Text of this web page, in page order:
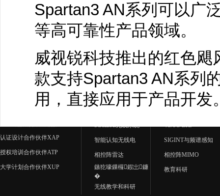
Spartan3 AN系列可以广
等高可靠性产品领域。
威视锐科技推出的红色
款支持Spartan3 AN系列
用，直接应用于产品开发
认证设计合作伙伴XAP
授权培训合作伙伴ATP
大学计划合作伙伴XUP
5G&LTE无线系统
智能认知无线电
相控阵雷达
鏃犵嚎鏁欏鍜岀鐮
�
无线教学和科研
4G/5G LTE
SIGINT与频谱感知
相控阵MIMO
教育科研